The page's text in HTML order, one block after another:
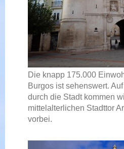
Die knapp 175.000
Burgos ist sehenswert.
durch die Stadt kommen
mittelalterlichen Stadttor
vorbei.